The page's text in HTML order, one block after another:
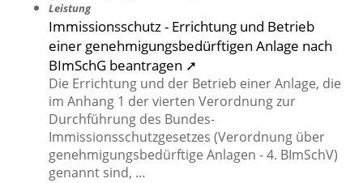
Leistung
Immissionsschutz - Errichtung und Betrieb
einer genehmigungsbedürftigen Anlage nach
BImSchG beantragen ➚
Die Errichtung und der Betrieb einer Anlage, die
im Anhang 1 der vierten Verordnung zur
Durchführung des Bundes-
Immissionsschutzgesetzes (Verordnung über
genehmigungsbedürftige Anlagen - 4. BImSchV)
genannt sind, …